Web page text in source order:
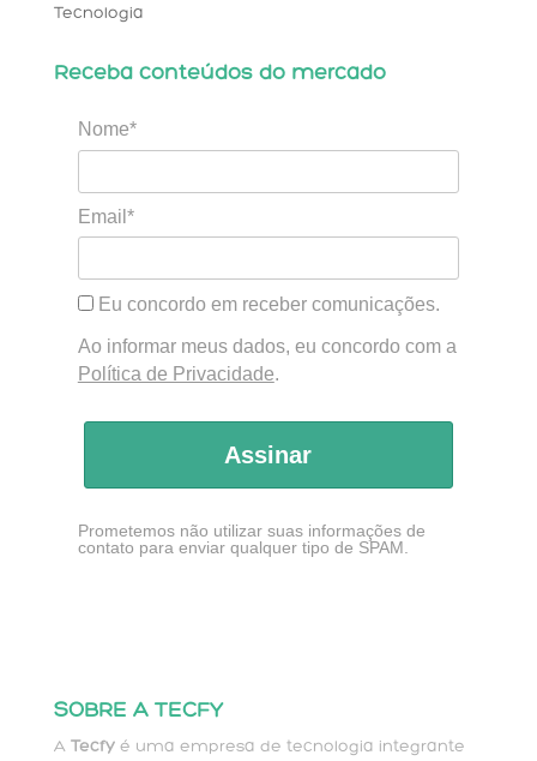
Tecnologia
Receba conteúdos do mercado
Nome*
Email*
Eu concordo em receber comunicações.
Ao informar meus dados, eu concordo com a
Política de Privacidade.
Assinar
Prometemos não utilizar suas informações de
contato para enviar qualquer tipo de SPAM.
SOBRE A TECFY
A Tecfyé uma empresa de tecnologia integrante